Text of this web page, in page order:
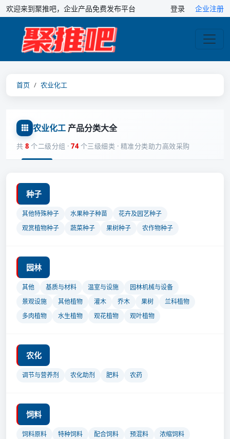
欢迎来到聚推吧，企业产品免费发布平台 登录 企业注册
首页 农业化工
农业化工 产品分类大全
共 8 个二级分组 · 74个三级细类 · 精准分类助力高效采购
种子
其他特殊种子 水果种子种苗
花卉及园艺种子
观赏植物种子
蔬菜种子 果树种子 农作物种子
园林
其他 基质与材料 温室与设施
园林机械与设备
景观设施
其他植物 灌木 乔木 果树
兰科植物
多肉植物
水生植物 观花植物 观叶植物
农化
调节与营养剂 农化助剂 肥料 农药
饲料
饲料原料 特种饲料 配合饲料 预混料
浓缩饲料